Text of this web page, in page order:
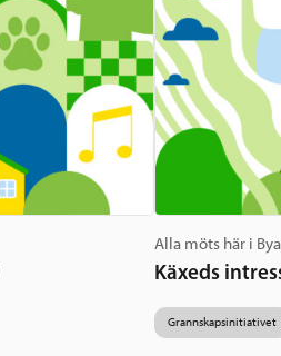
Alla möts här i
Käxeds
Grannskapsinitiativet